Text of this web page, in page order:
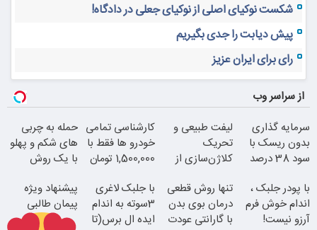
شکست نوکیای اصلی از نوکیای جعلی در دادگاه!
پیش دیابت را جدی بگیریم
رای برای ایران عزیز
از سراسر وب
سرمایه گذاری
بدون ریسک با
سود 38 درصد
لیفت طبیعی و
تحریک
کلاژن‌سازی از
24ماه ماندگاری
کارشناسی تمامی
خودرو ها فقط با
1,500,000 تومان
حمله به چربی
های شکم و پهلو
با یک روش
سبز45%تخفیف)
با پودر جلبک ،
اندام خوش فرم
آرزو نیست!
تنها روش قطعی
درمان بوی بدن
با گارانتی عودت
با جلبک لاغری
3سوته به اندام
ایده ال برس(تا
پیشنهاد ویژه
پیمان طالبی